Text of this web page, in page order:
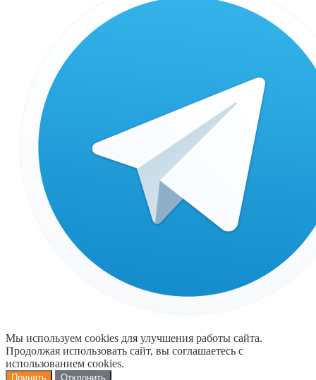
Мы используем cookies для улучшения работы сайта.
Продолжая использовать сайт, вы соглашаетесь с
использованием cookies.
Принять Отклонить